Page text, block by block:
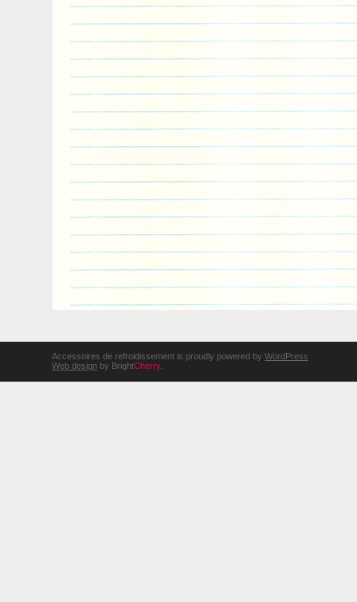
Accessoires de refroidissement is proudly powered by WordPress
Web design by BrightCherry.